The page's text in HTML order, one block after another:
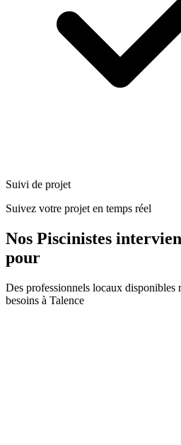
Suivi de projet
Suivez votre projet en temps réel
Nos Piscinistes
pour
Des professionnels locaux disponibles
besoins à Talence